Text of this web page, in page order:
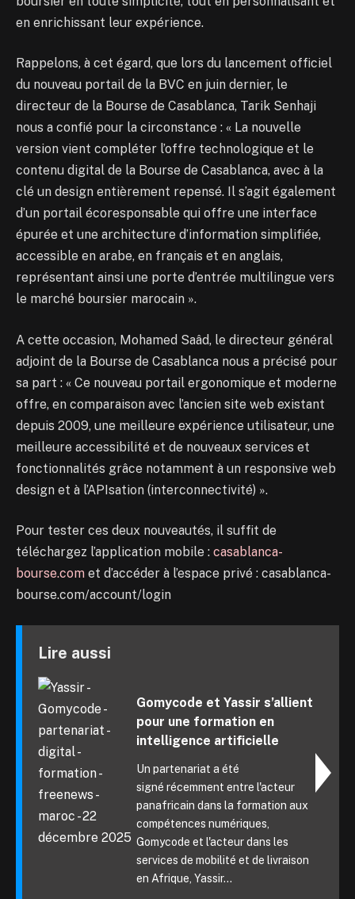
en enrichissant leur expérience.
Rappelons, à cet égard, que lors du lancement officiel
du nouveau portail de la BVC en juin dernier, le
directeur de la Bourse de Casablanca, Tarik Senhaji
nous a confié pour la circonstance : « La nouvelle
version vient compléter l’offre technologique et le
contenu digital de la Bourse de Casablanca, avec à la
clé un design entièrement repensé. Il s’agit également
d’un portail écoresponsable qui offre une interface
épurée et une architecture d’information simplifiée,
accessible en arabe, en français et en anglais,
représentant ainsi une porte d’entrée multilingue vers
le marché boursier marocain ».
A cette occasion, Mohamed Saâd, le directeur général
adjoint de la Bourse de Casablanca nous a précisé pour
sa part : « Ce nouveau portail ergonomique et moderne
offre, en comparaison avec l’ancien site web existant
depuis 2009, une meilleure expérience utilisateur, une
meilleure accessibilité et de nouveaux services et
fonctionnalités grâce notamment à un responsive web
design et à l’APIsation (interconnectivité) ».
Pour tester ces deux nouveautés, il suffit de
téléchargez l’application mobile : casablanca-
bourse.com et d’accéder à l’espace privé : casablanca-
bourse.com/account/login
Lire aussi
Gomycode et Yassir s’allient
pour une formation en
intelligence artificielle
Un partenariat a été
signé récemment entre l'acteur
panafricain dans la formation aux
compétences numériques,
Gomycode et l'acteur dans les
services de mobilité et de livraison
en Afrique, Yassir...